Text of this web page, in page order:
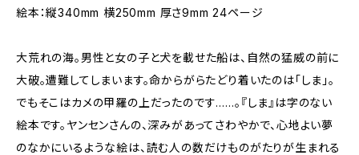
絵本：縦340mm 横250mm 厚さ9mm 24ページ
大荒れの海。男性と女の子と犬を載せた船は、自然の猛威の前に
大破。遭難してしまいます。命からがらたどり着いたのは「しま」。
でもそこはカメの甲羅の上だったのです……。『しま』は字のない
絵本です。ヤンセンさんの、深みがあってさわやかで、心地よい夢
のなかにいるような絵は、読む人の数だけものがたりが生まれる